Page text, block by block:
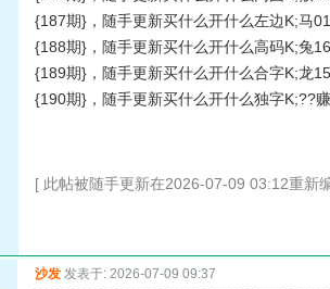
{187期}，随手更新买什么开什么左边K;马
{188期}，随手更新买什么开什么高码K;兔
{189期}，随手更新买什么开什么合字K;龙
{190期}，随手更新买什么开什么独字K;??赚
[ 此帖被随手更新在2026-07-09 03:12重新
沙发 发表于: 2026-07-09 09:37